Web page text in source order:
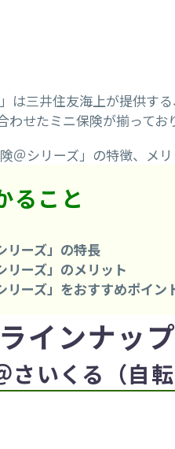
は三井住友海上が提供する
わせたミニ保険が揃って
＠シリーズ」の特徴、メ
ること
リーズ」の特長
リーズ」のメリット
リーズ」をおすすめポイン
インナッ
いくる（自転